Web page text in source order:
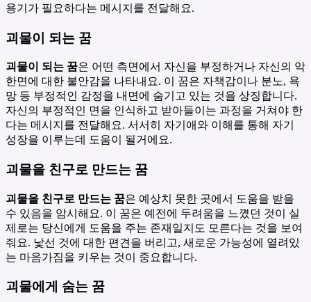
용기가 필요하다는 메시지를 전달해요.
괴물이 되는 꿈
괴물이 되는 꿈은 어떤 측면에서 자신을 부정하거나 자신의 악
한면에 대한 불안감을 나타내요. 이 꿈은 자책감이나 분노, 욕
망 등 부정적인 감정을 내면에 숨기고 있는 것을 상징합니다.
자신의 부정적인 면을 인식하고 받아들이는 과정을 거쳐야 한
다는 메시지를 전달해요. 서서히 자기애와 이해를 통해 자기
성장을 이루는데 도움이 될거에요.
괴물을 친구로 만드는 꿈
괴물을 친구로 만드는 꿈은 예상치 못한 곳에서 도움을 받을
수 있음을 암시해요. 이 꿈은 예전에 두려움을 느꼈던 것이 실
제로는 당신에게 도움을 주는 존재일지도 모른다는 것을 보여
줘요. 낯선 것에 대한 편견을 버리고, 새로운 가능성에 열려있
는 마음가짐을 키우는 것이 중요합니다.
괴물에게 숨는 꿈